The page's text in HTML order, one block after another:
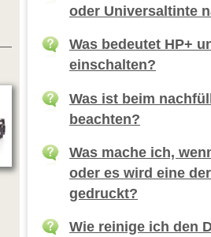
oder Universaltinte
Was bedeutet HP+
einschalten?
Was ist beim
beachten?
Was mache ich,
oder es wird eine
gedruckt?
Wie reinige ich den